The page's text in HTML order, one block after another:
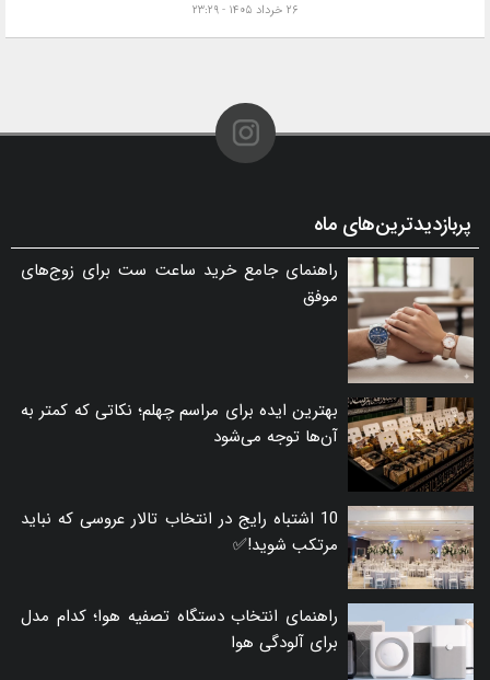
۲۶ خرداد ۱۴۰۵ - ۲۳:۲۹
پربازدیدترین‌های ماه
راهنمای جامع خرید ساعت ست برای زوج‌های
موفق
بهترین ایده برای مراسم چهلم؛ نکاتی که کمتر به
آن‌ها توجه می‌شود
10 اشتباه رایج در انتخاب تالار عروسی که نباید
مرتکب شوید!✅
راهنمای انتخاب دستگاه تصفیه هوا؛ کدام مدل
برای آلودگی هوا